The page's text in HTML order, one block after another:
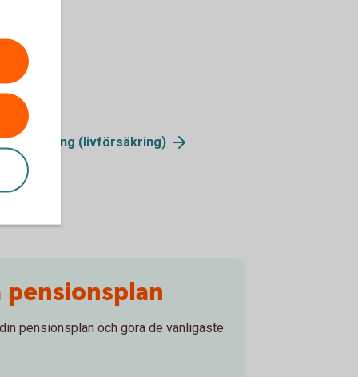
(livförsäkring)
pensionsplan och göra de vanligaste